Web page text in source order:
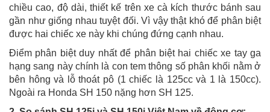
chiều cao, độ dài, thiết kế trên xe cà kích thước bánh sau
gần như giống nhau tuyệt đối. Vì vậy thật khó để phân biệt
được hai chiếc xe này khi chúng đứng cạnh nhau.
Điểm phân biệt duy nhất để phân biệt hai chiếc xe tay ga
hạng sang này chính là con tem thông số phân khối nằm ở
bên hông và lỗ thoát pô (1 chiếc là 125cc và 1 là 150cc).
Ngoài ra Honda SH 150 nặng hơn SH 125.